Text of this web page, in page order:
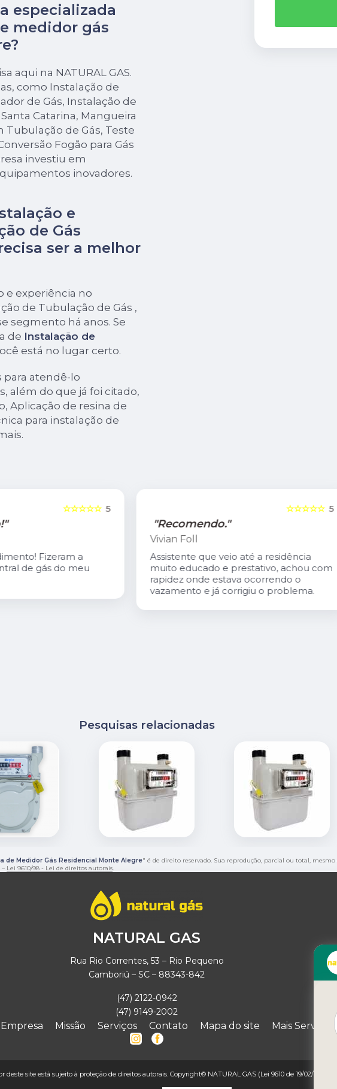
especializada
medidor gás
aqui na NATURAL GAS.
como Instalação de
de Gás, Instalação de
Catarina, Mangueira
Tubulação de Gás, Teste
Fogão para Gás
investiu em
inovadores.
e
de Gás
ser a melhor
e experiência no
de Tubulação de Gás ,
segmento há anos. Se
de Instalação de
está no lugar certo.
para atendê-lo
além do que já foi citado,
Aplicação de resina de
para instalação de
Assistente que veio até a residência
muito educado e prestativo, achou com
rapidez onde estava ocorrendo o
vazamento e já corrigiu o problema.
ágil e
Jheneffer
Sou muito
Preço justo,
ótimos
sou
empresa.
ágil e com
Pesquisas relacionadas
de Medidor Gás Residencial Monte Alegre" é de direito reservado. Sua reprodução, parcial ou total,
– Lei 9610/98 - Lei de direitos autorais.
NATURAL GAS
Rua Rio Correntes, 53 – Rio Pequeno
Camboriú – SC – 88343-842
(47) 2122-0942
(47) 9149-2002
Empresa Missão Serviços Contato Mapa do site Mais Serviços
deste site está sujeito à proteção de direitos autorais. Copyright© NATURAL GAS (Lei 9610 de 19/02/1998)